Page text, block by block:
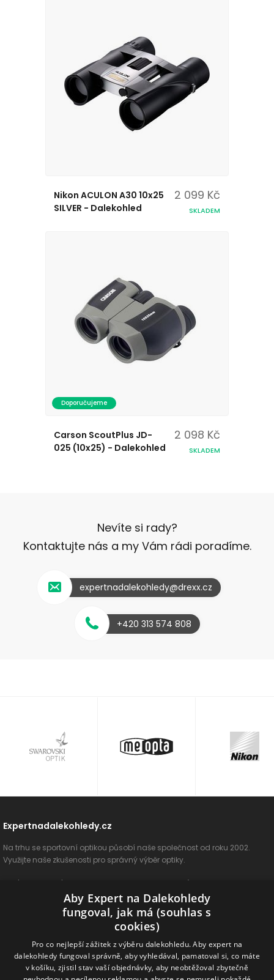
Nikon ACULON A30 10x25
SILVER - Dalekohled
2 099 Kč
SKLADEM
Doporučujeme
Carson ScoutPlus JD-
025 (10x25) - Dalekohled
2 098 Kč
SKLADEM
Nevíte si rady?
Kontaktujte nás a my Vám rádi poradíme.
expertnadalekohledy@drexx.cz
+420 313 574 808
Expertnadalekohledy.cz
Na trhu se sportovní optikou působí naše společnost od roku 2002.
Využijte naše zkušenosti pro správný výběr optiky.
O nás Vše o nákupu Poradenství
Ochrana osobních údajů ODSTOUPIT OD SMLOUVY
Dalekohledy Spektivy Dálkoměry Příslušenství Naše značky
Aby Expert na Dalekohledy
fungoval, jak má (souhlas s
cookies)
Pro co nejlepší zážitek z výběru dalekohledu. Aby expert na
dalekohledy fungoval správně, aby vyhledával, pamatoval si, co máte
v košíku, zjistil stav vaší objednávky, aby neobtěžoval zbytečně